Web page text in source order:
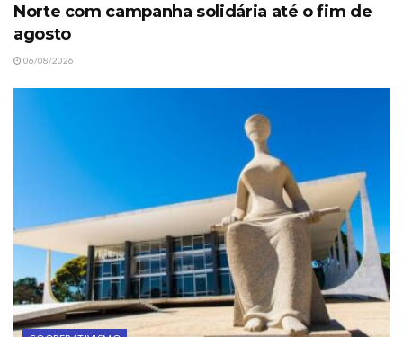
Norte com campanha solidária até o fim de
agosto
06/08/2026